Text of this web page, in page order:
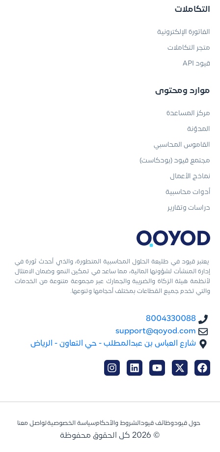
يعتبر قيود في طليعة الحلول المحاسبية المتطورة، والذي أحدث ثورة في
إدارة المنشآت لشؤونها المالية، مما ساعد في تمكين النمو وضمان الامتثال
لأنظمة هيئة الزكاة والضريبة والجمارك عبر مجموعة متنوعة من الخدمات
والتي تخدم جميع القطاعات بمختلف أحجامها وتنوعها.
8004330088
support@qoyod.com
شارع العباس بن عبدالمطلب - حي التعاون - الرياض
التكاملات
الفاتورة الإلكترونية
متجر التكاملات
قيود API
موارد ومحتوى
مركز المساعدة
المدوّنة
القاموس المحاسبي
مجتمع قيود (بودكاست)
نماذج الأعمال
أدوات محاسبية
دراسات وتقارير
حول قيودوظائف قيود الشروط والأحكامسياسة الخصوصيةتواصل معنا
© 2026 كل الحقوق محفوظة